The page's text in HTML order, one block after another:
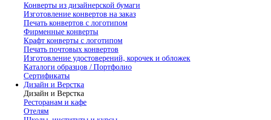
Конверты из дизайнерской бумаги
Изготовление конвертов на заказ
Печать конвертов с логотипом
Фирменные конверты
Крафт конверты с логотипом
Печать почтовых конвертов
Изготовление удостоверений, корочек и обложек
Каталоги образцов / Портфолио
Сертификаты
Дизайн и Верстка
Дизайн и Верстка
Ресторанам и кафе
Отелям